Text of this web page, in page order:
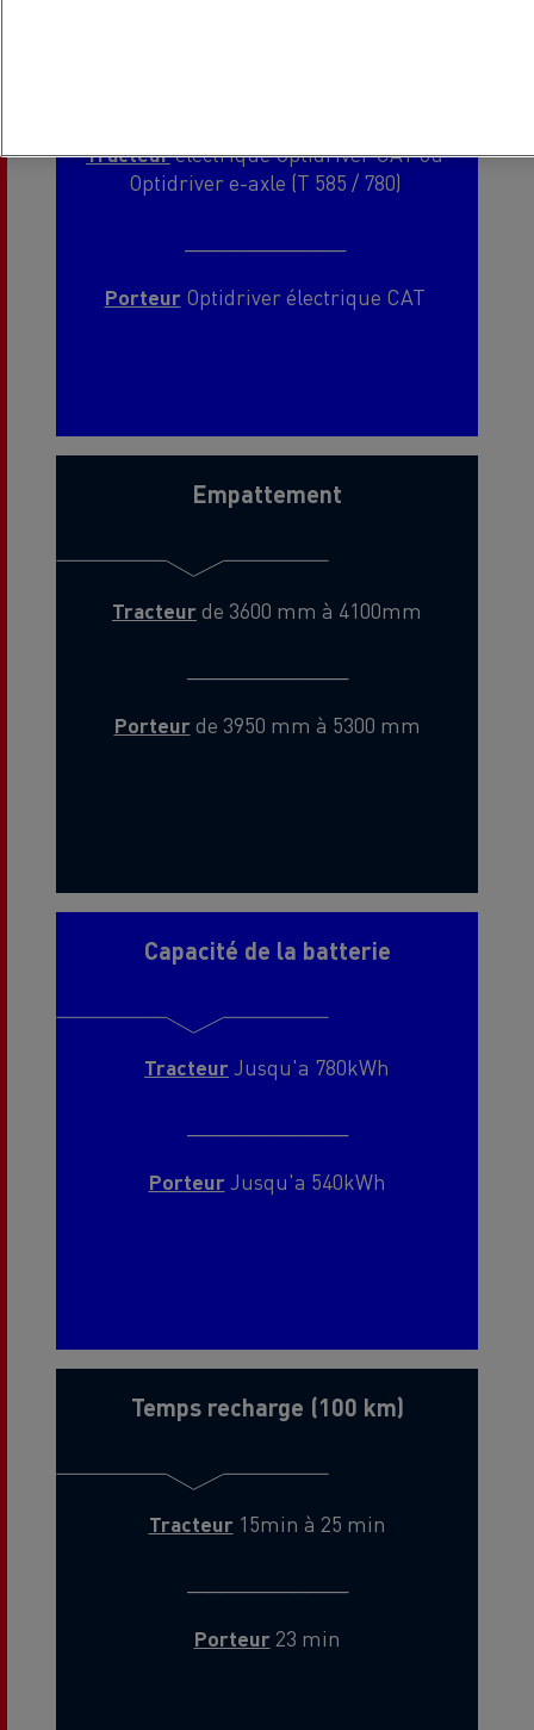
Tracteurélectrique Optidriver CAT ou
Optidriver e-axle (T 585 / 780)
Porteur Optidriver électrique CAT
Empattement
Tracteurde 3600 mm à 4100mm
Porteurde 3950 mm à 5300 mm
Capacité de la batterie
TracteurJusqu'a 780kWh
PorteurJusqu'a 540kWh
Temps recharge (100 km)
Tracteur 15min à 25 min
Porteur23 min